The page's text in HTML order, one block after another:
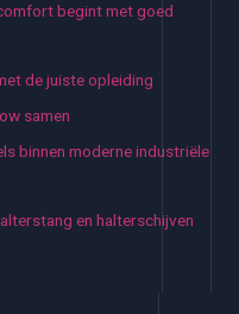
begint met goed
de juiste opleiding
samen
binnen moderne industriële
en halterschijven